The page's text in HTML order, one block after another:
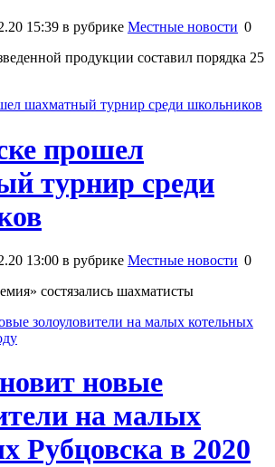
15:39 в рубрике Местные новости 0
продукции составил порядка 25
прошел
турнир среди
13:00 в рубрике Местные новости 0
состязались шахматисты
новые
на малых
Рубцовска в 2020